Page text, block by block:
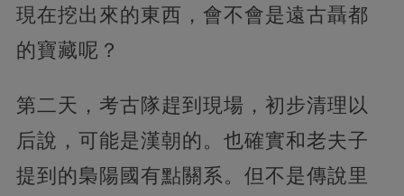
現在挖出來的東西，會不會是遠古聶都
的寶藏呢？
第二天，考古隊趕到現場，初步清理以
后說，可能是漢朝的。也確實和老夫子
提到的梟陽國有點關系。但不是傳說里